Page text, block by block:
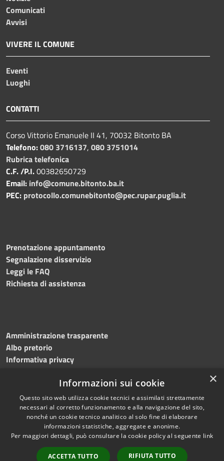
Comunicati
Avvisi
VIVERE IL COMUNE
Eventi
Luoghi
CONTATTI
Corso Vittorio Emanuele II 41, 70032 Bitonto BA
Telefono:080 3716137, 080 3751014
Rubrica telefonica
C.F. /P.I.00382650729
Email: info@comune.bitonto.ba.it
PEC: protocollo.comunebitonto@pec.rupar.puglia.it
Prenotazione appuntamento
Segnalazione disservizio
Leggi le FAQ
Richiesta di assistenza
Amministrazione trasparente
Albo pretorio
Informativa privacy
Dichiarazione di accessibilità Meccanismo di feedback
RSS
Copyright © 2026 • Comune di
Municipium• Accesso
×
Informazioni sui cookie
Questo sito web utilizza cookie tecnici e assimilati strettamente
necessari al corretto funzionamento e alla navigazione del sito,
nonché un cookie tecnico analitico al solo fine di elaborare
informazioni statistiche, aggregate e anonime.
Per maggiori dettagli, può consultare la cookie policy al seguente link
ACCETTA TUTTO RIFIUTA TUTTO